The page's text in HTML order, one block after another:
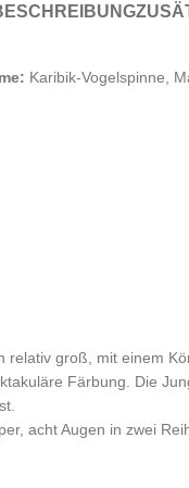
Karibik-Vogelspinne,
groß, mit einem
Färbung. Die
acht Augen in zwei